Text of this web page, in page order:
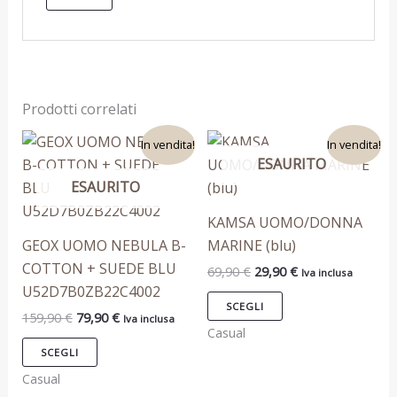
Prodotti correlati
In vendita!
ESAURITO
GEOX UOMO NEBULA B-
COTTON + SUEDE BLU
U52D7B0ZB22C4002
159,90€
Il
originale
era:
79,90€
Il
prezzo
attuale
è:
Iva inclusa
SCEGLI
Questo
prodotto
ha
più
Le
opzioni
possono
essere
nella
Casual
In vendita!
ESAURITO
KAMSA UOMO/DONNA
MARINE (blu)
69,90€
Il
originale
29,90€
prezzo
attuale
Iva inclusa
SCEGLI
Questo
prodotto
varianti.
Le
opzioni
essere
Casual